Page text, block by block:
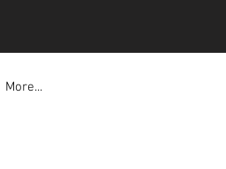
More...